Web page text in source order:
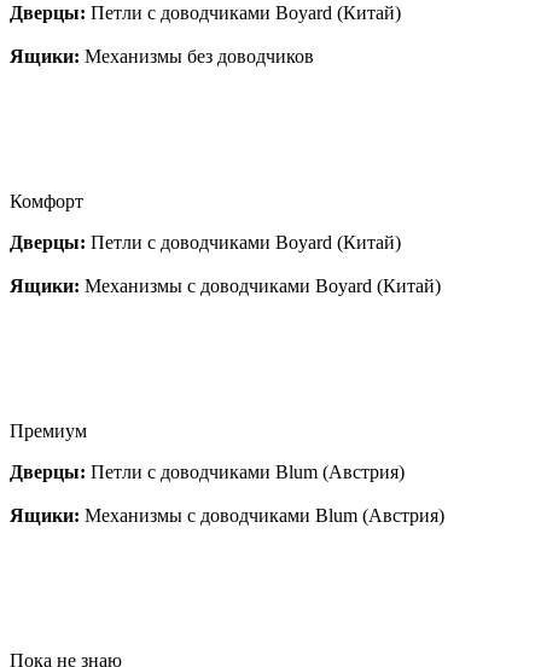
Дверцы: Петли с доводчиками Boyard (Китай)
Ящики: Механизмы без доводчиков
Комфорт
Дверцы: Петли с доводчиками Boyard (Китай)
Ящики: Механизмы с доводчиками Boyard (Китай)
Премиум
Дверцы: Петли с доводчиками Blum (Австрия)
Ящики: Механизмы с доводчиками Blum (Австрия)
Пока не знаю